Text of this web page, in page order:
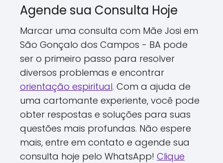
Agende sua Consulta Hoje
Marcar uma consulta com Mãe Josi em
São Gonçalo dos Campos - BA pode
ser o primeiro passo para resolver
diversos problemas e encontrar
orientação espiritual. Com a ajuda de
uma cartomante experiente, você pode
obter respostas e soluções para suas
questões mais profundas. Não espere
mais, entre em contato e agende sua
consulta hoje pelo WhatsApp! Clique